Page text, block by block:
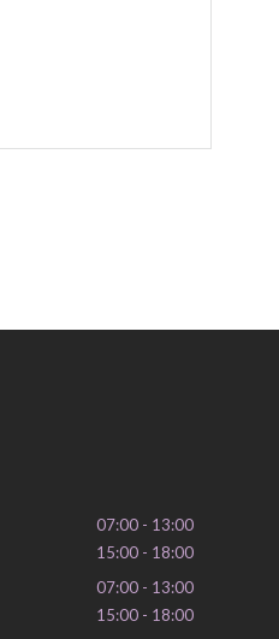
07:00 - 13:00
15:00 - 18:00
07:00 - 13:00
15:00 - 18:00